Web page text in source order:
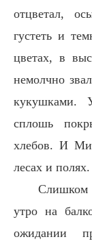
отцветал,
густеть и
цветах, в
немолчно
кукушками.
сплошь
хлебов. И
лесах и полях.
Слишком
утро на
ожидании